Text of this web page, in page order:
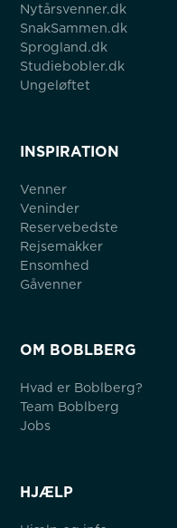
Nytårsvenner.dk
SnakSammen.dk
Sprogland.dk
Studiebobler.dk
Ungeløftet
INSPIRATION
Venner
Veninder
Reservebedste
Rejsemakker
Ensomhed
Gåvenner
OM BOBLBERG
Hvad er Boblberg?
Team Boblberg
Jobs
HJÆLP